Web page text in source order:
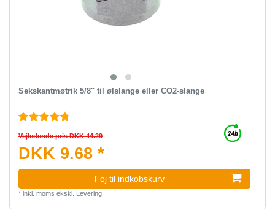
Sekskantmøtrik 5/8" til ølslange eller CO2-slange
Vejledende pris DKK 44.29
DKK 9.68 *
Foj til indkobskurv
* inkl. moms ekskl. Levering